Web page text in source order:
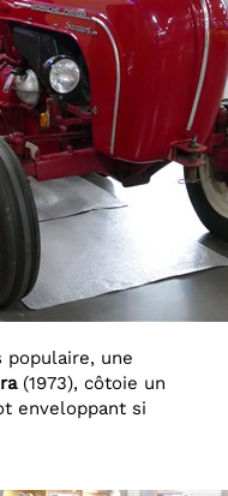
populaire, une
(1973), côtoie un
enveloppant si